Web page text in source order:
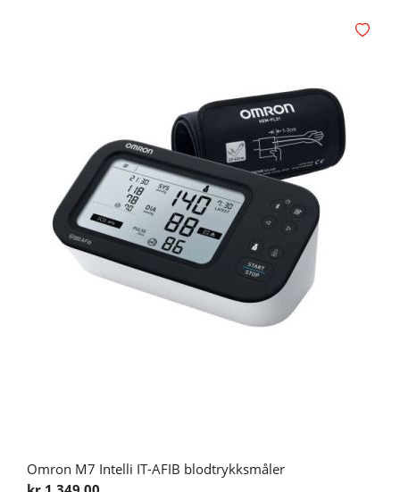
Omron M7 Intelli IT-AFIB blodtrykksmåler
Legg i